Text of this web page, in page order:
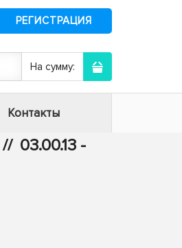
РЕГИСТРАЦИЯ
На сумму:
Контакты
// 03.00.13 -